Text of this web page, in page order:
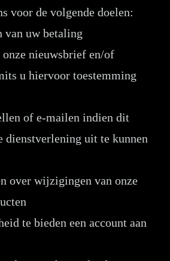
voor de volgende doelen:
van uw betaling
onze nieuwsbrief en/of
u hiervoor toestemming
of e-mailen indien dit
dienstverlening uit te kunnen
over wijzigingen van onze
te bieden een account aan